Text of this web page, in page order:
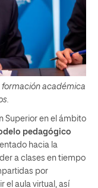
formación académica
Superior en el ámbito
pedagógico
hacia la
a clases en tiempo
por
el aula virtual, así